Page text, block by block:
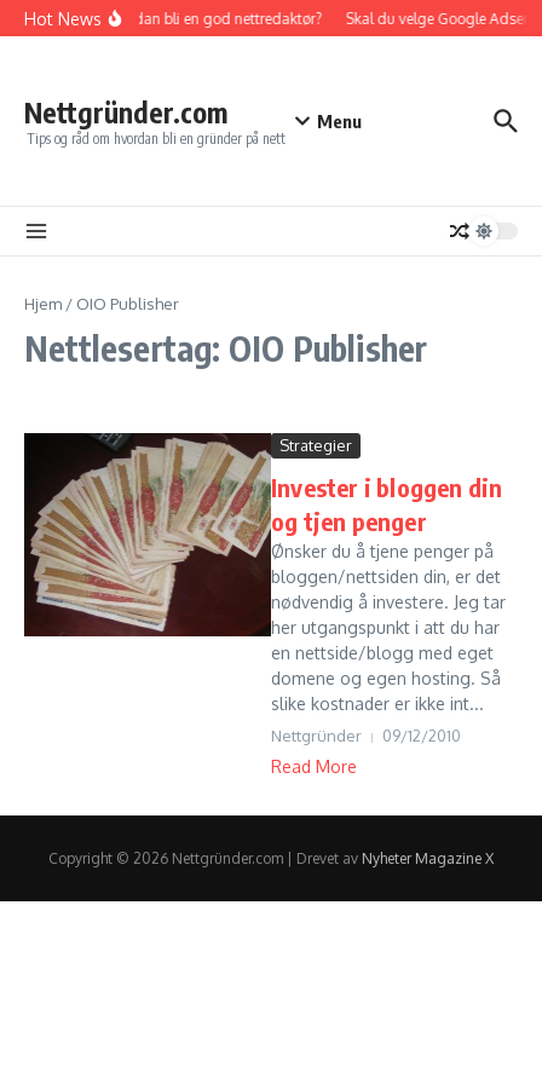
Gå til innhold
Hot News Hvordan bli en god nettredaktør? Skal du velge Google
Nettgründer.com
Tips og råd om hvordan bli en gründer på nett
Menu
Hjem / OIO Publisher
Nettlesertag: OIO Publisher
Strategier
Invester i bloggen din
og tjen penger
Ønsker du å tjene penger på
bloggen/nettsiden din, er det
nødvendig å investere. Jeg tar
her utgangspunkt i att du har
en nettside/blogg med eget
domene og egen hosting. Så
slike kostnader er ikke int...
Nettgründer 09/12/2010
Read More
Copyright © 2026 Nettgründer.com | Drevet av Nyheter Magazine X